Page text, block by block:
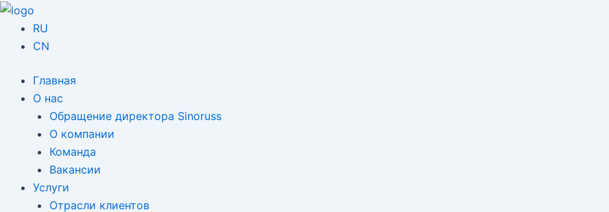
Перейти
содержимому
RU
CN
Главная
О нас
Обращение директора Sinoruss
О компании
Команда
Вакансии
Услуги
Отрасли клиентов